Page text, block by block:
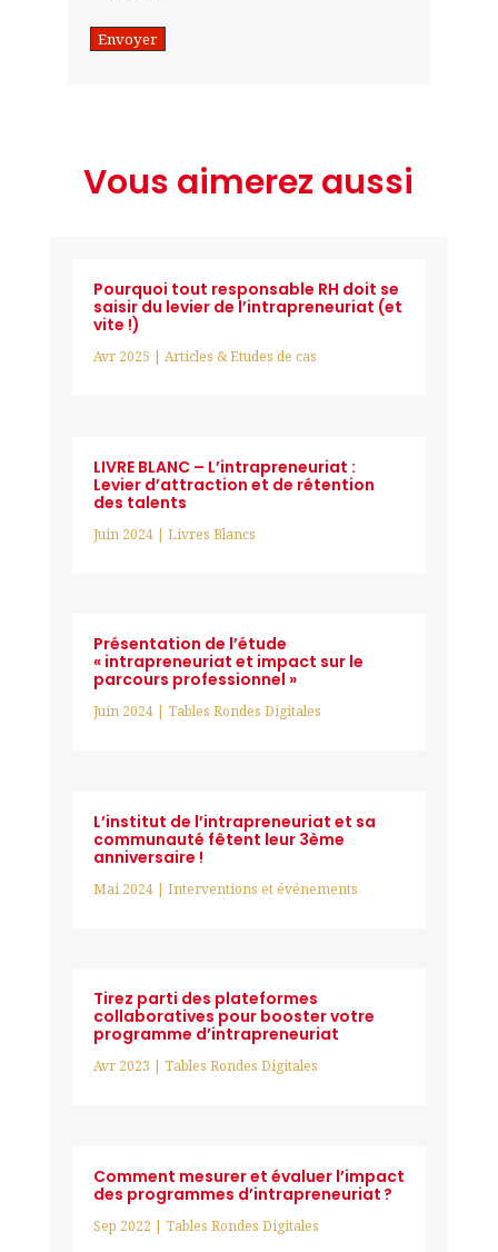
Vous aimerez aussi
Pourquoi tout responsable RH doit se
saisir du levier de l’intrapreneuriat (et
vite !)
Avr 2025 | Articles & Etudes de cas
LIVRE BLANC – L’intrapreneuriat :
Levier d’attraction et de rétention
des talents
Juin 2024| Livres Blancs
Présentation de l’étude
« intrapreneuriat et impact sur le
parcours professionnel »
Juin 2024| Tables Rondes Digitales
L’institut de l’intrapreneuriat et sa
communauté fêtent leur 3ème
anniversaire !
Mai 2024| Interventions et événements
Tirez parti des plateformes
collaboratives pour booster votre
programme d’intrapreneuriat
Avr 2023 | Tables Rondes Digitales
Comment mesurer et évaluer l’impact
des programmes d’intrapreneuriat ?
Sep 2022 | Tables Rondes Digitales